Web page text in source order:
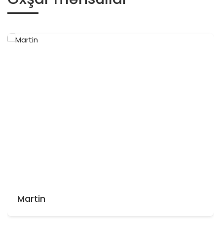
Martin